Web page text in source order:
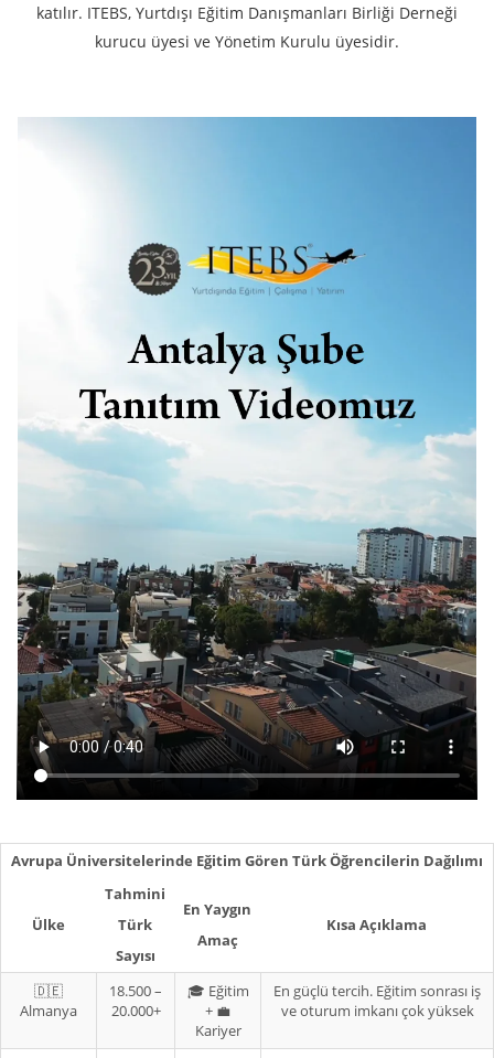
katılır. ITEBS, Yurtdışı Eğitim Danışmanları Birliği Derneği
kurucu üyesi ve Yönetim Kurulu üyesidir.
Avrupa Üniversitelerinde Eğitim Gören Türk Öğrencilerin Dağılımı
Ülke
Tahmini
Türk
Sayısı
En Yaygın
Amaç
Kısa Açıklama
🇩🇪
Almanya
18.500 –
20.000+
🎓 Eğitim
+ 💼
Kariyer
En güçlü tercih. Eğitim sonrası iş
ve oturum imkanı çok yüksek